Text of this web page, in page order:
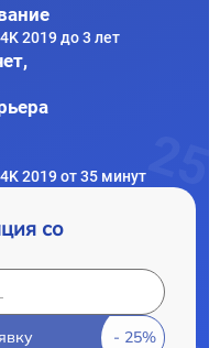
2019 до 3 лет
2019 от 35 минут
со